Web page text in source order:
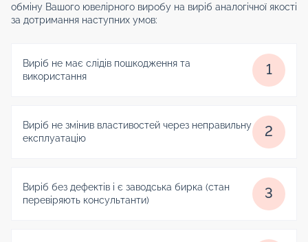
обміну Вашого ювелірного виробу на виріб аналогічної якості
за дотримання наступних умов:
Виріб не має слідів пошкодження та
використання
1
Виріб не змінив властивостей через неправильну
експлуатацію
2
Виріб без дефектів і є заводська бирка (стан
перевіряють консультанти)
3